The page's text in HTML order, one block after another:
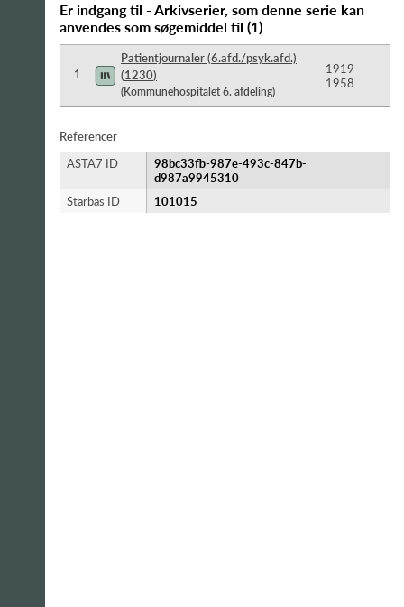
Er indgang til - Arkivserier, som denne serie kan
anvendes som søgemiddel til (1)
1
Patientjournaler (6.afd./psyk.afd.)
(1230)
(Kommunehospitalet 6. afdeling)
1919-​
1958
Referencer
ASTA7 ID
98bc33fb-987e-493c-847b-
d987a9945310
Starbas ID
101015